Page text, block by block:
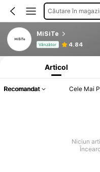
Căutare în
MiSiTe
Vânzător 4.84
Informații despre produs:
Articol
Recomandat Cele Mai
Niciun